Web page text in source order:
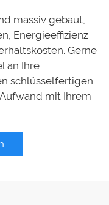
massiv gebaut,
Energieeffizienz
Gerne
an Ihre
schlüsselfertigen
mit Ihrem